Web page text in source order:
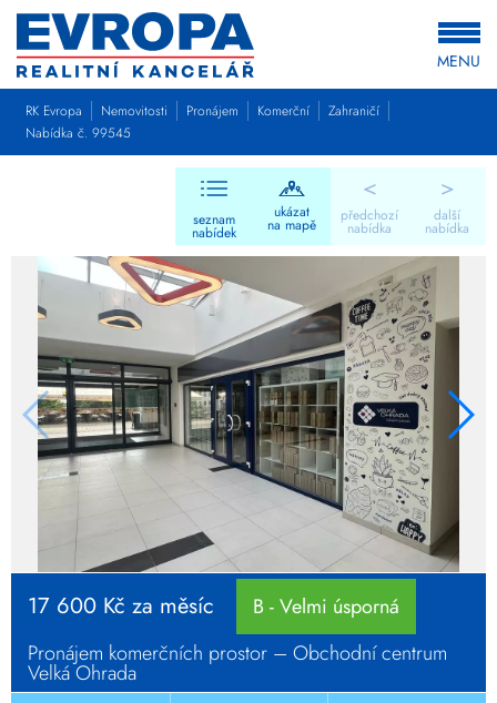
MENU
RK Evropa Nemovitosti Pronájem Komerční
Zahraničí
Nabídka č. 99545
<
předchozí
nabídka
seznam
nabídek
ukázat
na mapě
>
další
nabídka
17 600 Kč za měsíc
B - Velmi úsporná
Pronájem komerčních prostor – Obchodní centrum
Velká Ohrada